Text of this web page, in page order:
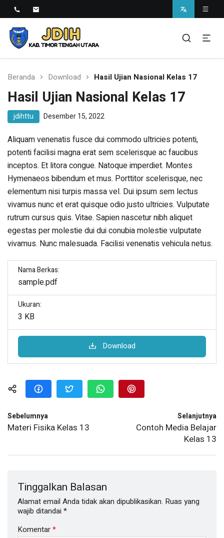
Informasi Hukum Kab. TTU
Beranda Download Hasil Ujian Nasional Kelas 17
Hasil Ujian Nasional Kelas 17
jdihttu Desember 15, 2022
Aliquam venenatis fusce dui commodo ultricies potenti,
potenti facilisi magna erat sem scelerisque ac faucibus
inceptos. Et litora congue. Natoque imperdiet. Montes
Hymenaeos bibendum et mus. Porttitor scelerisque, nec
elementum nisi turpis massa vel. Dui ipsum sem lectus
vivamus nunc et erat quisque odio justo ultricies. Vulputate
rutrum cursus quis. Vitae. Sapien nascetur nibh aliquet
egestas per molestie dui dui conubia molestie vulputate
vivamus. Nunc malesuada. Facilisi venenatis vehicula netus.
Nama Berkas:
sample.pdf
Ukuran:
3 KB
Download
Sebelumnya
Materi Fisika Kelas 13
Selanjutnya
Contoh Media Belajar
Kelas 13
Tinggalkan Balasan
Alamat email Anda tidak akan dipublikasikan. Ruas yang
wajib ditandai *
Komentar*